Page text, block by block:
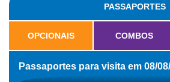
PASSAPORTES
OPCIONAIS COMBOS
Passaportes para visita em 08/